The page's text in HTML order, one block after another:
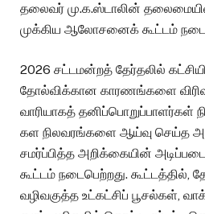
தலைவர் மு.க.ஸ்டாலின்
முக்கிய ஆலோசனைக் கூட்டம்
2026 சட்டமன்றத் தேர்தலில்
தோல்விக்கான காரணங்களை
வாரியாகத் தனிப்பொறுப்பாளர்கள்
கள நிலவரங்களை ஆய்வு செய்த
சமர்ப்பித்த அறிக்கையின்
கூட்டம் நடைபெற்றது. கூட்டத்தில்,
வழிவகுத்த உட்கட்சிப் பூசல்கள்,